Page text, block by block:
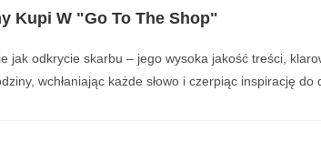
Kupi W "Go To The Shop"
jak odkrycie skarbu – jego wysoka jakość treści,
wchłaniając każde słowo i czerpiąc inspirację